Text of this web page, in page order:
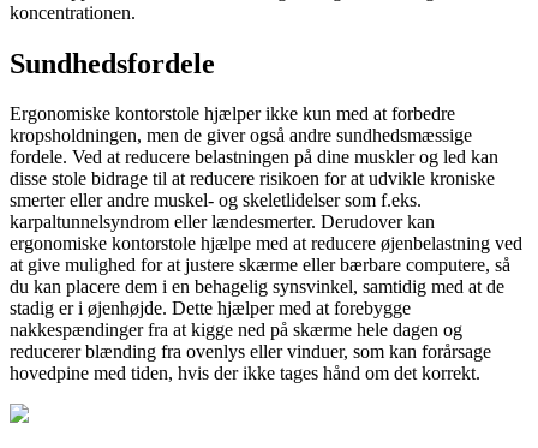
koncentrationen.
Sundhedsfordele
Ergonomiske kontorstole hjælper ikke kun med at forbedre
kropsholdningen, men de giver også andre sundhedsmæssige
fordele. Ved at reducere belastningen på dine muskler og led kan
disse stole bidrage til at reducere risikoen for at udvikle kroniske
smerter eller andre muskel- og skeletlidelser som f.eks.
karpaltunnelsyndrom eller lændesmerter. Derudover kan
ergonomiske kontorstole hjælpe med at reducere øjenbelastning ved
at give mulighed for at justere skærme eller bærbare computere, så
du kan placere dem i en behagelig synsvinkel, samtidig med at de
stadig er i øjenhøjde. Dette hjælper med at forebygge
nakkespændinger fra at kigge ned på skærme hele dagen og
reducerer blænding fra ovenlys eller vinduer, som kan forårsage
hovedpine med tiden, hvis der ikke tages hånd om det korrekt.